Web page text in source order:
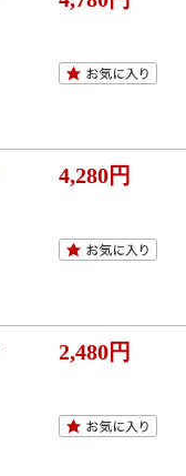
4,280円
2,480円